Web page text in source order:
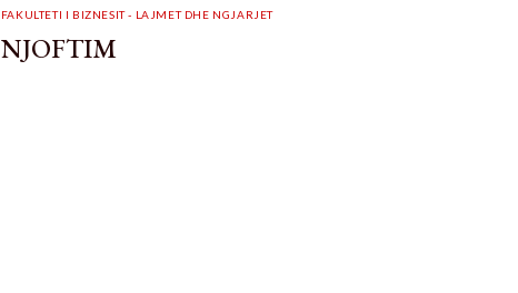
FAKULTETI I BIZNESIT - LAJMET DHE NGJARJET
NJOFTIM